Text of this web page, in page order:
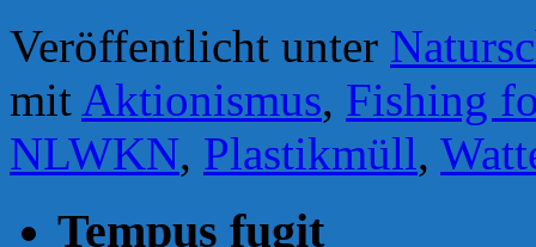
Veröffentlicht unter
mit Aktionismus, Fishing
NLWKN, Plastikmüll,
Tempus fugit